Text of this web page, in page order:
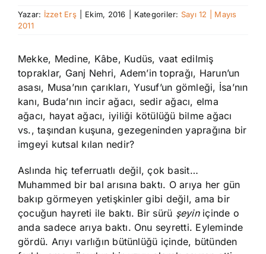
Yazar: İzzet Erş Ekim, 2016 Kategoriler: Sayı 12 | Mayıs
2011
Mekke, Medine, Kâbe, Kudüs, vaat edilmiş
topraklar, Ganj Nehri, Adem’in toprağı, Harun’un
asası, Musa’nın çarıkları, Yusuf’un gömleği, İsa’nın
kanı, Buda’nın incir ağacı, sedir ağacı, elma
ağacı, hayat ağacı, iyiliği kötülüğü bilme ağacı
vs., taşından kuşuna, gezegeninden yaprağına bir
imgeyi kutsal kılan nedir?
Aslında hiç teferruatlı değil, çok basit…
Muhammed bir bal arısına baktı. O arıya her gün
bakıp görmeyen yetişkinler gibi değil, ama bir
çocuğun hayreti ile baktı. Bir sürü şeyiniçinde o
anda sadece arıya baktı. Onu seyretti. Eyleminde
gördü. Arıyı varlığın bütünlüğü içinde, bütünden